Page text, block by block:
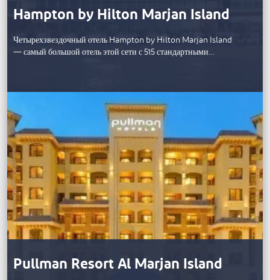
Hampton by Hilton Marjan Island
Четырехзвездочный отель Hampton by Hilton Marjan Island
— самый большой отель этой сети с 515 стандартными…
Pullman Resort Al Marjan Island